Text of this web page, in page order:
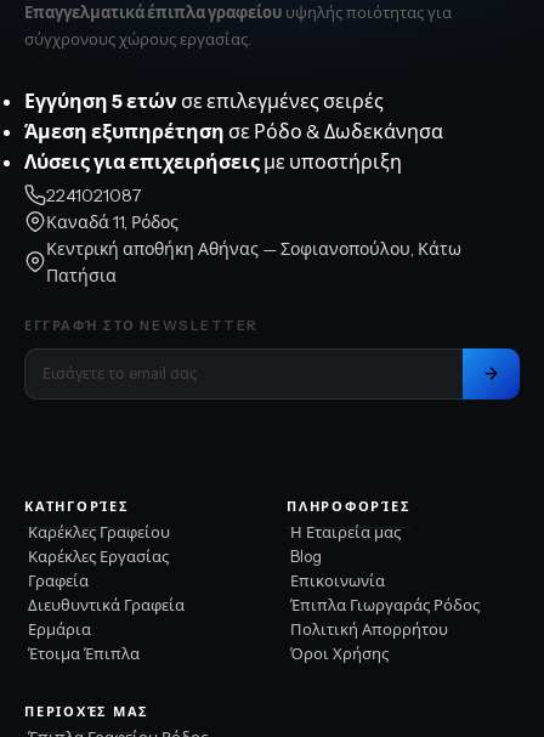
Επαγγελματικά έπιπλα γραφείου υψηλής ποιότητας για
σύγχρονους χώρους εργασίας.
Εγγύηση 5 ετών σε επιλεγμένες σειρές
Άμεση εξυπηρέτηση σε Ρόδο & Δωδεκάνησα
Λύσεις για επιχειρήσεις με υποστήριξη
2241021087
Καναδά 11, Ρόδος
Κεντρική αποθήκη Αθήνας — Σοφιανοπούλου, Κάτω
Πατήσια
ΕΓΓΡΑΦΉ ΣΤΟ NEWSLETTER
ΚΑΤΗΓΟΡΊΕΣ
Καρέκλες Γραφείου
Καρέκλες Εργασίας
Γραφεία
Διευθυντικά Γραφεία
Ερμάρια
Έτοιμα Έπιπλα
ΠΛΗΡΟΦΟΡΊΕΣ
Η Εταιρεία μας
Blog
Επικοινωνία
Έπιπλα Γιωργαράς Ρόδος
Πολιτική Απορρήτου
Όροι Χρήσης
ΠΕΡΙΟΧΈΣ ΜΑΣ